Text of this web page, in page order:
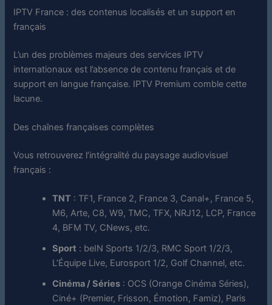
IPTV France : des contenus localisés et un support en
français
L’un des problèmes majeurs des services IPTV
internationaux est l’absence de contenu français et de
support en langue française. IPTV Premium comble cette
lacune.
Des chaînes françaises complètes
Vous retrouverez l’intégralité du paysage audiovisuel
français :
TNT : TF1, France 2, France 3, Canal+, France 5,
M6, Arte, C8, W9, TMC, TFX, NRJ12, LCP, France
4, BFM TV, CNews, etc.
Sport : beIN Sports 1/2/3, RMC Sport 1/2/3,
L’Équipe Live, Eurosport 1/2, Golf Channel, etc.
Cinéma / Séries : OCS (Orange Cinéma Séries),
Ciné+ (Premier, Frisson, Émotion, Famiz), Paris